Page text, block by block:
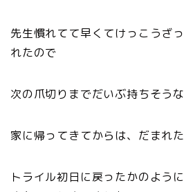
先生慣れてて早くてけっこうざ
れたので
次の爪切りまでだいぶ持ちそうな
家に帰ってきてからは、だまれ
トライル初日に戻ったかのよう